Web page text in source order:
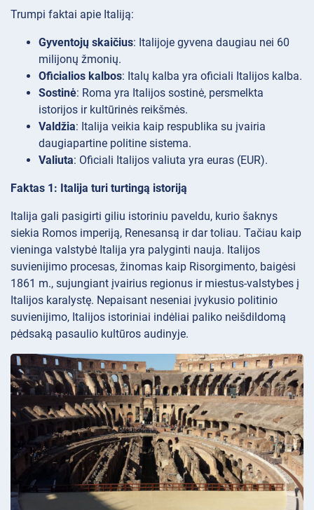
Trumpi faktai apie Italiją:
Gyventojų skaičius: Italijoje gyvena daugiau nei 60
milijonų žmonių.
Oficialios kalbos: Italų kalba yra oficiali Italijos kalba.
Sostinė: Roma yra Italijos sostinė, persmelkta
istorijos ir kultūrinės reikšmės.
Valdžia: Italija veikia kaip respublika su įvairia
daugiapartine politine sistema.
Valiuta: Oficiali Italijos valiuta yra euras (EUR).
Faktas 1: Italija turi turtingą istoriją
Italija gali pasigirti giliu istoriniu paveldu, kurio šaknys
siekia Romos imperiją, Renesansą ir dar toliau. Tačiau kaip
vieninga valstybė Italija yra palyginti nauja. Italijos
suvienijimo procesas, žinomas kaip Risorgimento, baigėsi
1861 m., sujungiant įvairius regionus ir miestus-valstybes į
Italijos karalystę. Nepaisant neseniai įvykusio politinio
suvienijimo, Italijos istoriniai indėliai paliko neišdildomą
pėdsaką pasaulio kultūros audinyje.